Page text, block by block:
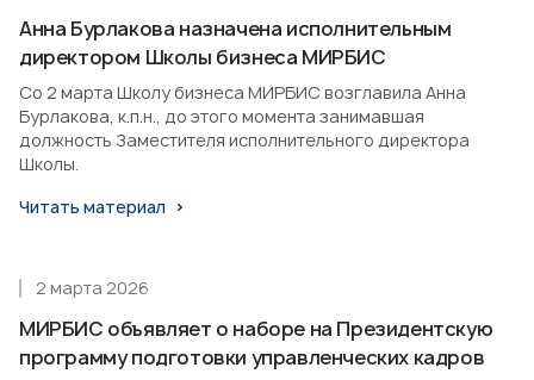
Анна Бурлакова назначена исполнительным
директором Школы бизнеса МИРБИС
Со 2 марта Школу бизнеса МИРБИС возглавила Анна
Бурлакова, к.п.н., до этого момента занимавшая
должность Заместителя исполнительного директора
Школы.
Читать материал
МИРБИС объявляет о наборе на Президентскую
программу подготовки управленческих кадров
2 марта 2026